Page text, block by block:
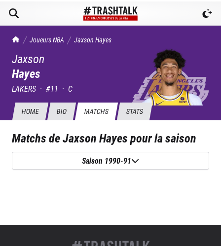
TrashTalk Actu NBA
Joueurs NBA Jaxson Hayes
Jaxson
Hayes
LAKERS · #11 · C
HOME BIO MATCHS STATS
Matchs deJaxson Hayespour la saison
Saison 1990-91